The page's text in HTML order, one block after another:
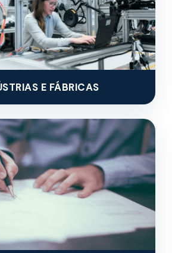
E FÁBRICAS